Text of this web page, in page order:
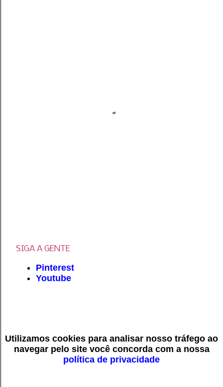
SIGA A GENTE
Pinterest
Youtube
Utilizamos cookies para analisar nosso tráfego ao
navegar pelo site você concorda com a nossa
política de privacidade